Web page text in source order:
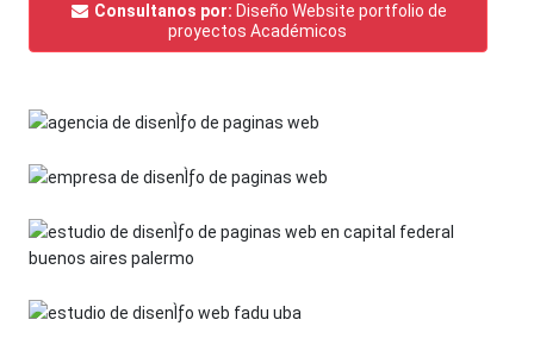
Consultanos por: Diseño Website portfolio de
proyectos Académicos